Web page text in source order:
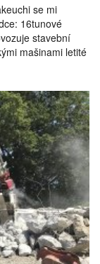
se mi
16tunové
stavební
mašinami letité